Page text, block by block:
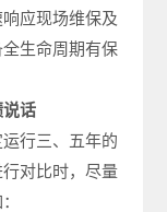
应现场维保及
生命周期有保
话
行三、五年的
对比时，尽量